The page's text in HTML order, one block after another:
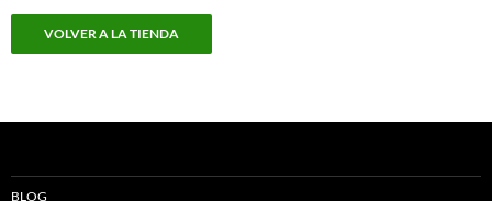
VOLVER A LA TIENDA
BLOG